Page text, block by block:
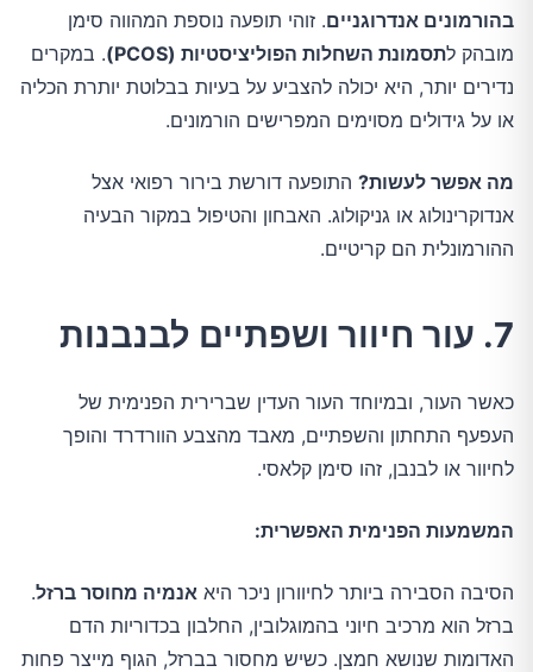
בהורמונים אנדרוגניים. זוהי תופעה נוספת המהווה סימן
מובהק לתסמונת השחלות הפוליציסטיות (PCOS)
. במקרים
נדירים יותר, היא יכולה להצביע על בעיות בבלוטת יותרת הכליה
או על גידולים מסוימים המפרישים הורמונים.
מה אפשר לעשות? התופעה דורשת בירור רפואי אצל
אנדוקרינולוג או גניקולוג. האבחון והטיפול במקור הבעיה
ההורמונלית הם קריטיים.
7. עור חיוור ושפתיים לבנבנות
כאשר העור, ובמיוחד העור העדין שברירית הפנימית של
העפעף התחתון והשפתיים, מאבד מהצבע הוורדרד והופך
לחיוור או לבנבן, זהו סימן קלאסי.
המשמעות הפנימית האפשרית:
הסיבה הסבירה ביותר לחיוורון ניכר היא אנמיה מחוסר ברזל.
ברזל הוא מרכיב חיוני בהמוגלובין, החלבון בכדוריות הדם
האדומות שנושא חמצן. כשיש מחסור בברזל, הגוף מייצר פחות